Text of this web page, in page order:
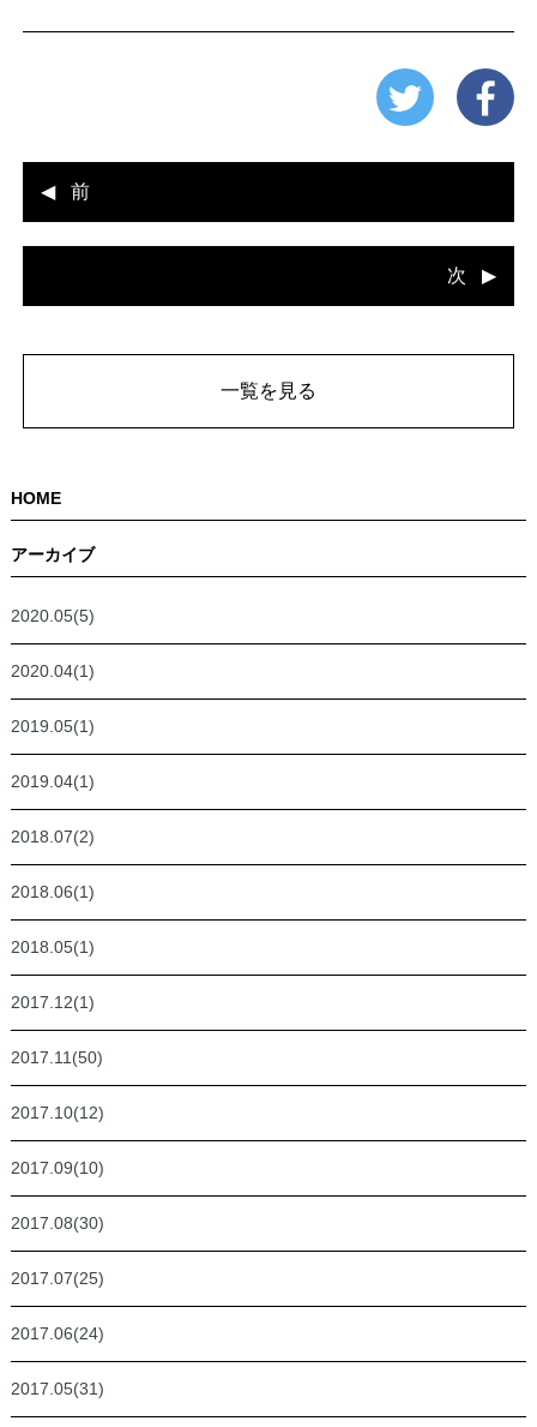
前
次
一覧を見る
HOME
アーカイブ
2020.05(5)
2020.04(1)
2019.05(1)
2019.04(1)
2018.07(2)
2018.06(1)
2018.05(1)
2017.12(1)
2017.11(50)
2017.10(12)
2017.09(10)
2017.08(30)
2017.07(25)
2017.06(24)
2017.05(31)